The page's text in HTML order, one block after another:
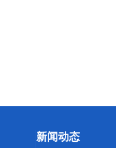
新闻动态